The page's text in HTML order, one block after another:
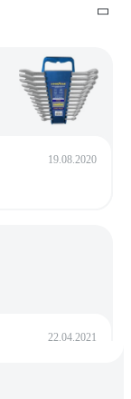
19.08.2020
22.04.2021